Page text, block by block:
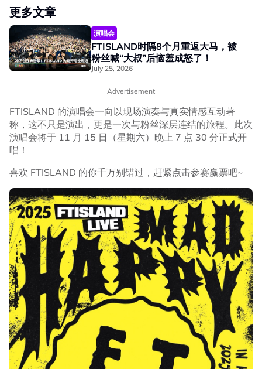
更多文章
演唱会
FTISLAND时隔8个月重返大马，被
粉丝喊“大叔”后恼羞成怒了！
July 25, 2026
Advertisement
FTISLAND 的演唱会一向以现场演奏与真实情感互动著
称，这不只是演出，更是一次与粉丝深层连结的旅程。此次
演唱会将于 11 月 15 日（星期六）晚上 7 点 30 分正式开
唱！
喜欢 FTISLAND 的你千万别错过，赶紧点击参赛赢票吧~